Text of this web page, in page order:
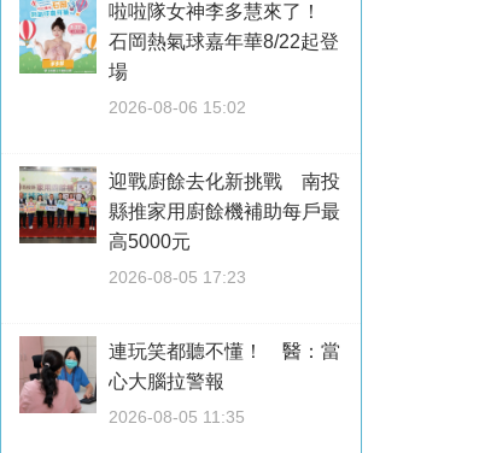
啦啦隊女神李多慧來了！
石岡熱氣球嘉年華8/22起登
場
2026-08-06 15:02
迎戰廚餘去化新挑戰 南投
縣推家用廚餘機補助每戶最
高5000元
2026-08-05 17:23
連玩笑都聽不懂！ 醫：當
心大腦拉警報
2026-08-05 11:35